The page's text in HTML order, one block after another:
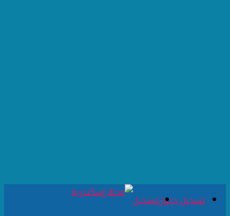
تسجيل دخولتسجيل